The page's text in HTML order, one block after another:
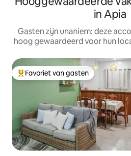
in Apia
Gasten zijn unaniem: deze
hoog gewaardeerd voor hun
Topfavoriet van gasten
Favoriet van gasten